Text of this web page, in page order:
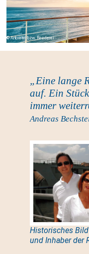
Anbieter bzw. Reederei
„Eine lange
auf. Ein
immer
Andreas
Historisches
und Inhaber der